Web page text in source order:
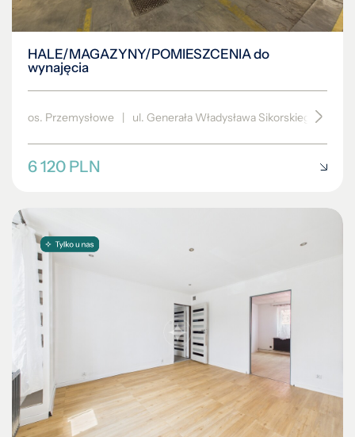
HALE/MAGAZYNY/POMIESZCENIA do
wynajęcia
os. Przemysłowe | ul. Generała Władysława Sikorskiego
6 120 PLN